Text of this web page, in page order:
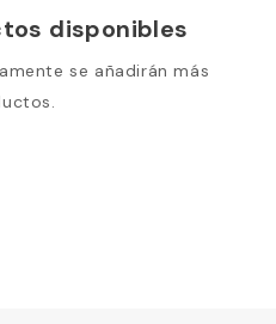
disponibles
se añadirán más